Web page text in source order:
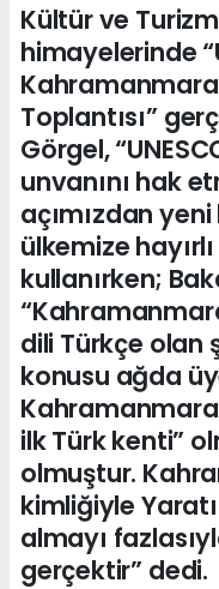
Kültür ve Turizm
himayelerinde
Toplantısı”
Görgel,
unvanını hak
açımızdan
ülkemize
kullanırken;
dili Türkçe olan
konusu ağda
ilk Türk kenti”
olmuştur.
kimliğiyle
almayı
gerçektir” dedi.